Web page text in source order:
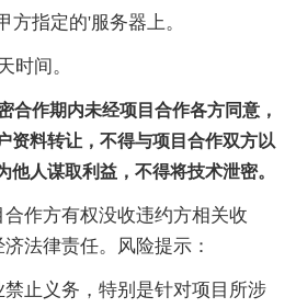
指定的'服务器上。
间。
合作期内未经项目合作各方同意，
资料转让，不得与项目合作双方以
他人谋取利益，不得将技术泄密。
作方有权没收违约方相关收
法律责任。风险提示：
止义务，特别是针对项目所涉